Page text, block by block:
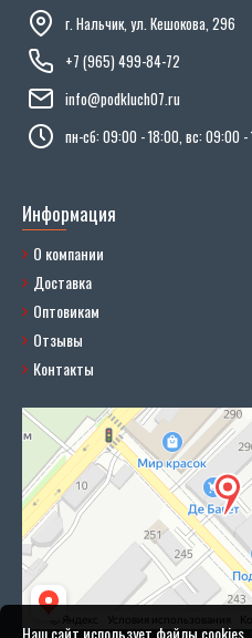
г. Нальчик, ул. Кешокова, 296
+7 (965) 499-84-72
info@podkluch07.ru
пн-сб: 09:00 - 18:00, вс: 09:00 -
Информация
О компании
Доставка
Оптовикам
Отзывы
Контакты
Наш сайт использует файлы